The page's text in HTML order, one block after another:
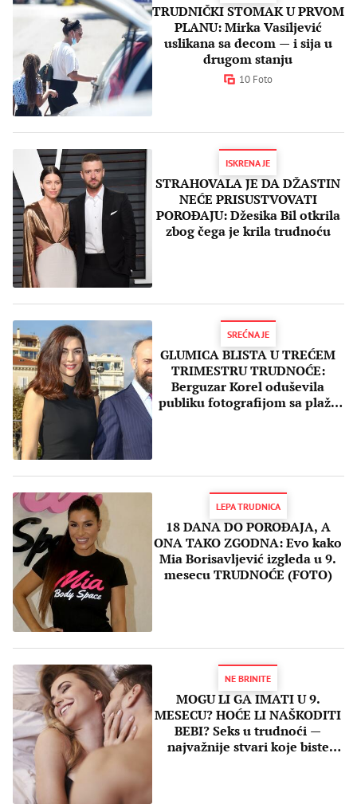
TRUDNIČKI STOMAK U PRVOM
PLANU: Mirka Vasiljević
uslikana sa decom — i sija u
drugom stanju
10 Foto
ISKRENA JE
STRAHOVALA JE DA DŽASTIN
NEĆE PRISUSTVOVATI
POROĐAJU: Džesika Bil otkrila
zbog čega je krila trudnoću
SREĆNA JE
GLUMICA BLISTA U TREĆEM
TRIMESTRU TRUDNOĆE:
Berguzar Korel oduševila
publiku fotografijom sa plaže
LEPA TRUDNICA
18 DANA DO POROĐAJA, A
ONA TAKO ZGODNA: Evo kako
Mia Borisavljević izgleda u 9.
mesecu TRUDNOĆE (FOTO)
NE BRINITE
MOGU LI GA IMATI U 9.
MESECU? HOĆE LI NAŠKODITI
BEBI? Seks u trudnoći —
najvažnije stvari koje biste